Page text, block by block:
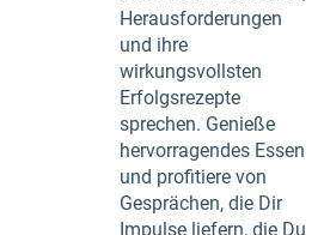
Herausforderungen
und ihre
wirkungsvollsten
Erfolgsrezepte
sprechen. Genieße
hervorragendes Essen
und profitiere von
Gesprächen, die Dir
Impulse liefern, die Du